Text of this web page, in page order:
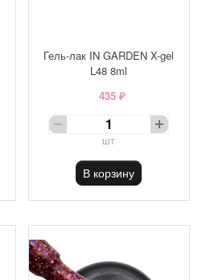
Гель-лак IN GARDEN X-gel
L48 8ml
435 ₽
шт
В корзину